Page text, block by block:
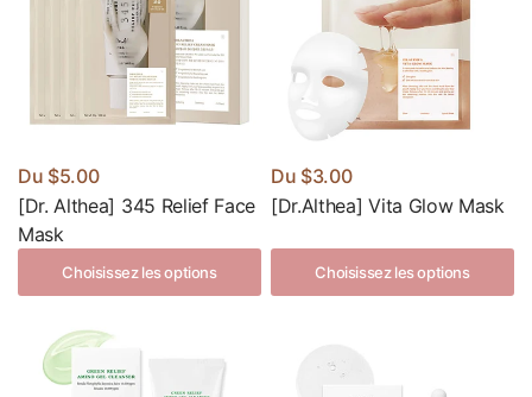
Du $5.00
[Dr. Althea] 345 Relief Face
Mask
Choisissez les options
Du $3.00
[Dr.Althea] Vita Glow Mask
Choisissez les options